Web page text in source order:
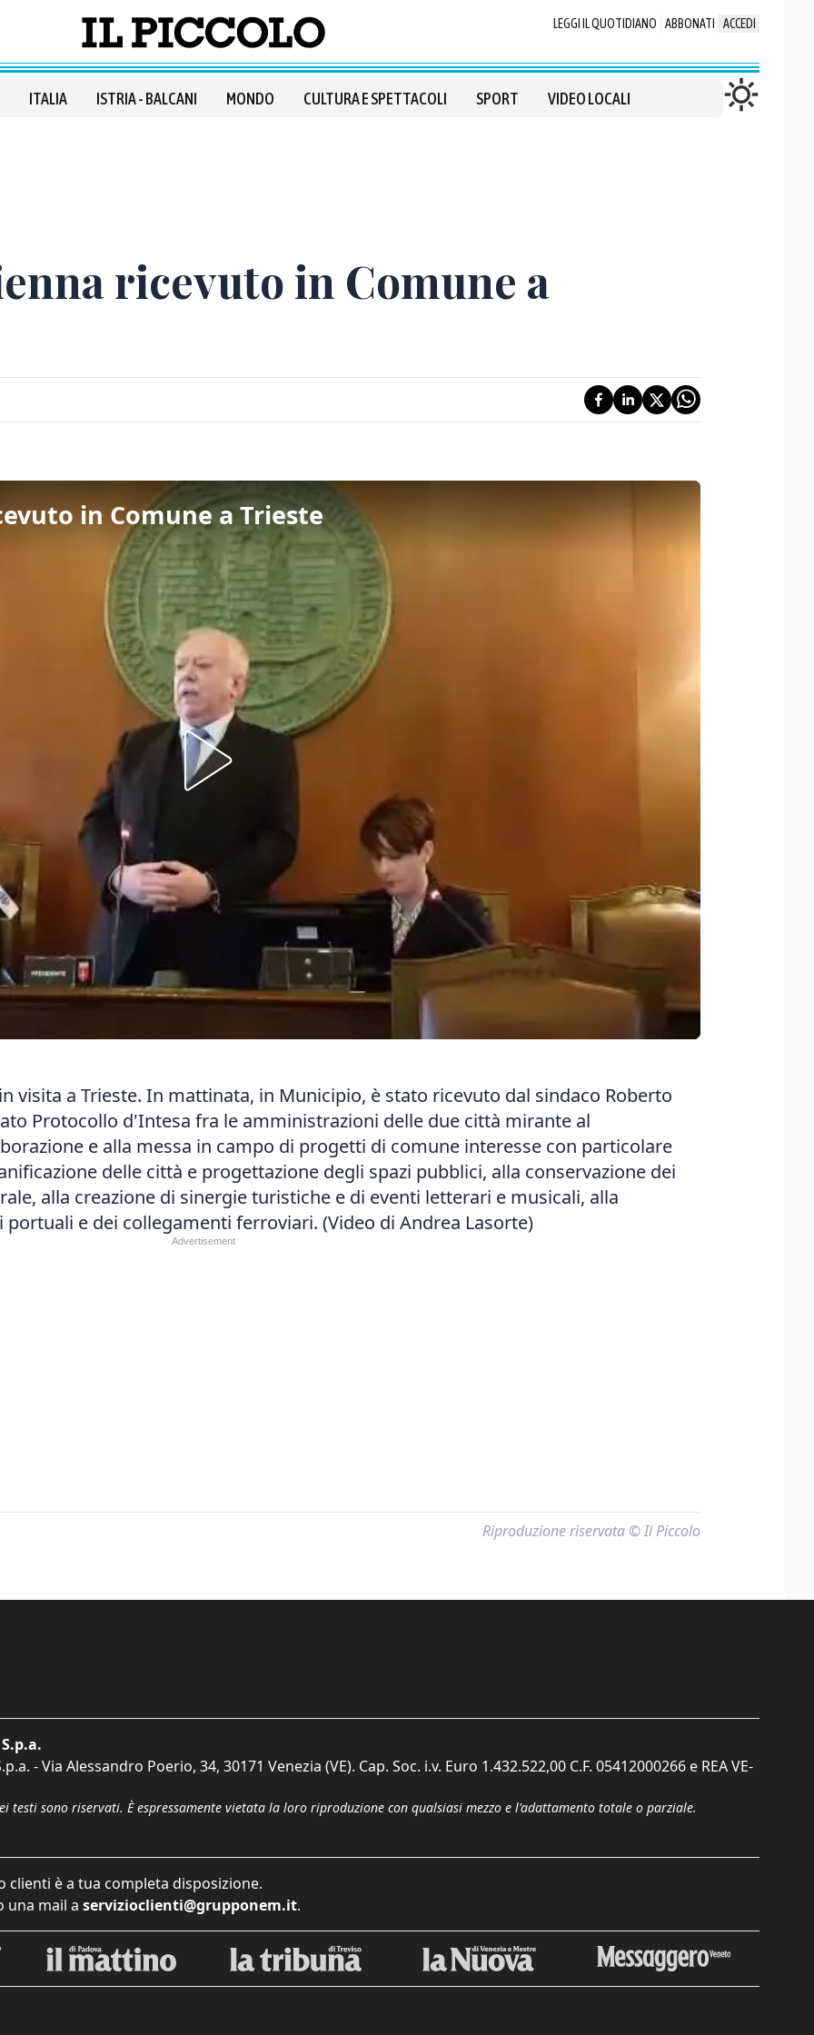
LEGGI IL QUOTIDIANO ABBONATI ACCEDI
ITALIA ISTRIA - BALCANI MONDO CULTURA E SPETTACOLI SPORT VIDEO LOCALI
ricevuto in Comune a
in Comune a Trieste
visita a Trieste. In mattinata, in Municipio, è stato ricevuto dal sindaco Roberto
Protocollo d'Intesa fra le amministrazioni delle due città mirante al
e alla messa in campo di progetti di comune interesse con particolare
delle città e progettazione degli spazi pubblici, alla conservazione dei
alla creazione di sinergie turistiche e di eventi letterari e musicali, alla
e dei collegamenti ferroviari. (Video di Andrea Lasorte)
Riproduzione riservata © Il Piccolo
- Via Alessandro Poerio, 34, 30171 Venezia (VE). Cap. Soc. i.v. Euro 1.432.522,00 C.F. 05412000266 e REA VE-
testi sono riservati. È espressamente vietata la loro riproduzione con qualsiasi mezzo e l'adattamento totale o parziale.
clienti è a tua completa disposizione.
una mail a servizioclienti@grupponem.it.